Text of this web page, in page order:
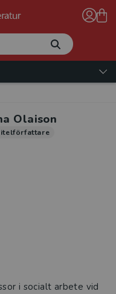
Olaison
i socialt arbete vid